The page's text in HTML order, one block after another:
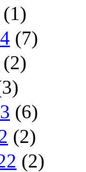
(1)
(7)
(2)
(6)
(2)
(2)